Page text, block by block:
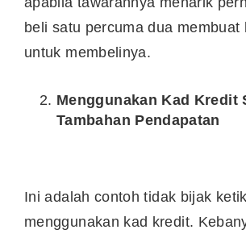
beli satu percuma dua membuat
untuk membelinya.
Menggunakan Kad Kredit
Tambahan Pendapatan
Ini adalah contoh tidak bijak
menggunakan kad kredit.